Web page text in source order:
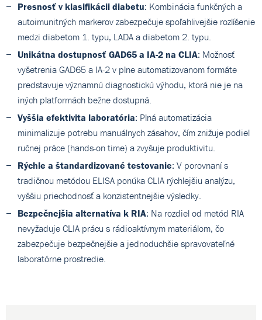
Presnosť v klasifikácii diabetu: Kombinácia funkčných a
autoimunitných markerov zabezpečuje spoľahlivejšie rozlíšenie
medzi diabetom 1. typu, LADA a diabetom 2. typu.
Unikátna dostupnosť GAD65 a IA-2 na CLIA: Možnosť
vyšetrenia GAD65 a IA-2 v plne automatizovanom formáte
predstavuje významnú diagnostickú výhodu, ktorá nie je na
iných platformách bežne dostupná.
Vyššia efektivita laboratória: Plná automatizácia
minimalizuje potrebu manuálnych zásahov, čím znižuje podiel
ručnej práce (hands-on time) a zvyšuje produktivitu.
Rýchle a štandardizované testovanie: V porovnaní s
tradičnou metódou ELISA ponúka CLIA rýchlejšiu analýzu,
vyššiu priechodnosť a konzistentnejšie výsledky.
Bezpečnejšia alternatíva k RIA: Na rozdiel od metód RIA
nevyžaduje CLIA prácu s rádioaktívnym materiálom, čo
zabezpečuje bezpečnejšie a jednoduchšie spravovateľné
laboratórne prostredie.